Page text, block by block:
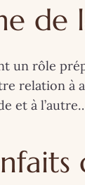
de
un rôle
relation à
et à